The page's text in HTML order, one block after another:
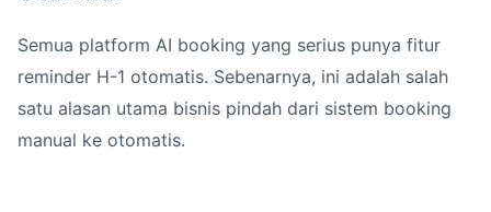
Semua platform AI booking yang serius punya fitur
reminder H-1 otomatis. Sebenarnya, ini adalah salah
satu alasan utama bisnis pindah dari sistem booking
manual ke otomatis.